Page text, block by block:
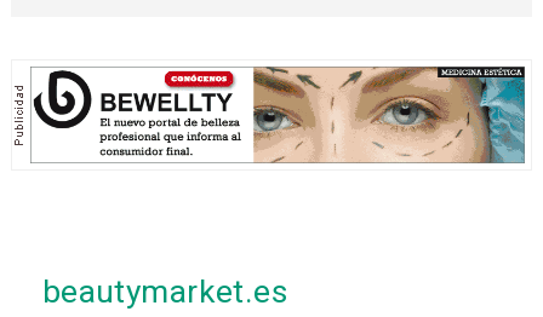
beautymarket.es